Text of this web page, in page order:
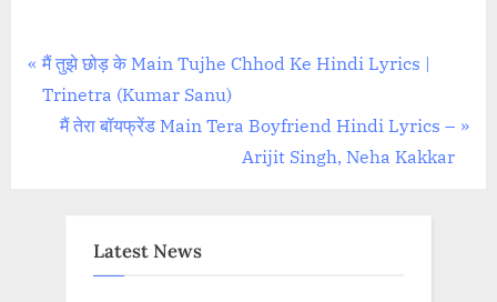
Post
navigation
P
r
मैं तुझे छोड़ के Main Tujhe Chhod Ke Hindi Lyrics |
Trinetra (Kumar Sanu)
N
मैं तेरा बॉयफ्रेंड Main Tera Boyfriend Hindi Lyrics –
Arijit Singh, Neha Kakkar
Latest News